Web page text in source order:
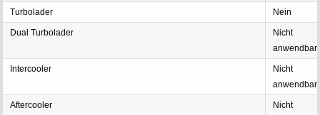
Turbolader Nein
Dual Turbolader
Nicht
anwendbar
Intercooler
Nicht
anwendbar
Aftercooler
Nicht